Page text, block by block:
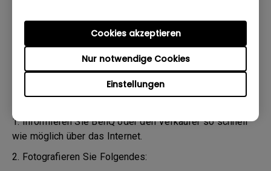
Einstellungen
Nur notwendige Cookies
Cookies akzeptieren
Dienstanbieter genannt wurde. Falls Ihr Produkt Ihnen
mit einem physischen Schaden geliefert wurde, bitten
wir Sie, folgende Informationen bereitzuhalten.
- Dadurch können wir besser herausfinden, ob der
Schaden während des Transports oder bereits davor
entstanden ist.
1. Informieren Sie BenQ oder den Verkäufer so schnell
wie möglich über das Internet.
2. Fotografieren Sie Folgendes: